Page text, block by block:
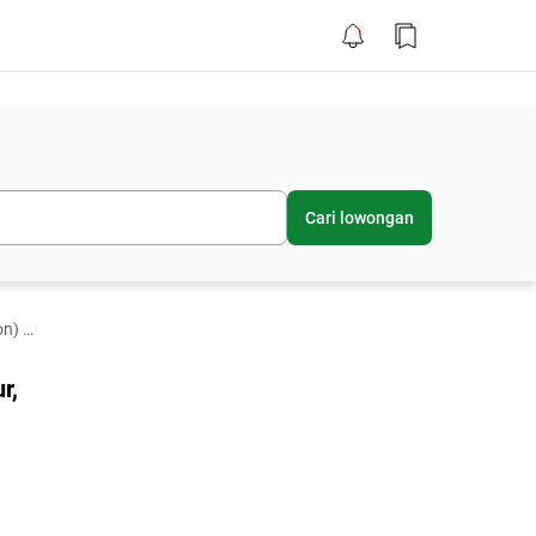
Cari lowongan